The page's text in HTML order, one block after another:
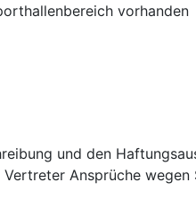
vorhanden
und den
Ansprüche